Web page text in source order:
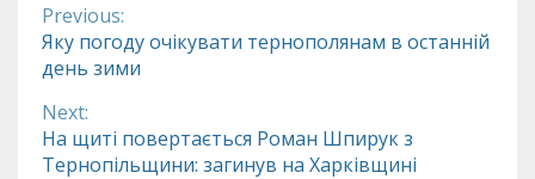
Continue
Reading
Previous:
Яку погоду очікувати тернополянам в останній
день зими
Next:
На щиті повертається Роман Шпирук з
Тернопільщини: загинув на Харківщині